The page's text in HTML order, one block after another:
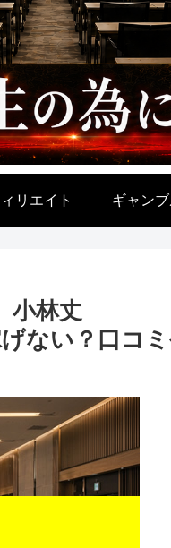
リエイト ギャン
小林丈
ない？口コ